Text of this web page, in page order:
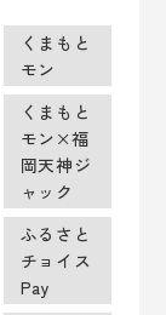
くまもと
モン
くまもと
モン×福
岡天神ジ
ャック
ふるさと
チョイス
Pay